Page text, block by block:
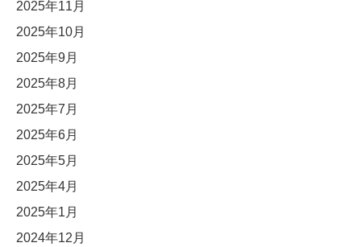
2025年11月
2025年10月
2025年9月
2025年8月
2025年7月
2025年6月
2025年5月
2025年4月
2025年1月
2024年12月